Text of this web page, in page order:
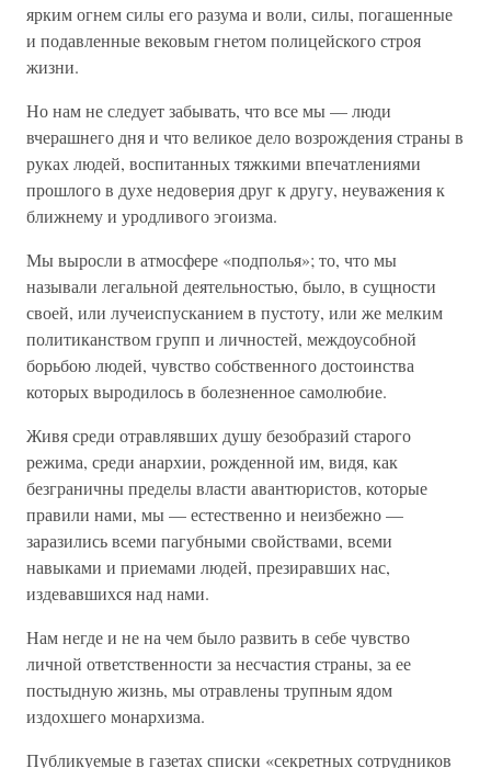
ярким огнем силы его разума и воли, силы, погашенные
и подавленные вековым гнетом полицейского строя
жизни.
Но нам не следует забывать, что все мы — люди
вчерашнего дня и что великое дело возрождения страны в
руках людей, воспитанных тяжкими впечатлениями
прошлого в духе недоверия друг к другу, неуважения к
ближнему и уродливого эгоизма.
Мы выросли в атмосфере «подполья»; то, что мы
называли легальной деятельностью, было, в сущности
своей, или лучеиспусканием в пустоту, или же мелким
политиканством групп и личностей, междоусобной
борьбою людей, чувство собственного достоинства
которых выродилось в болезненное самолюбие.
Живя среди отравлявших душу безобразий старого
режима, среди анархии, рожденной им, видя, как
безграничны пределы власти авантюристов, которые
правили нами, мы — естественно и неизбежно —
заразились всеми пагубными свойствами, всеми
навыками и приемами людей, презиравших нас,
издевавшихся над нами.
Нам негде и не на чем было развить в себе чувство
личной ответственности за несчастия страны, за ее
постыдную жизнь, мы отравлены трупным ядом
издохшего монархизма.
Публикуемые в газетах списки «секретных сотрудников